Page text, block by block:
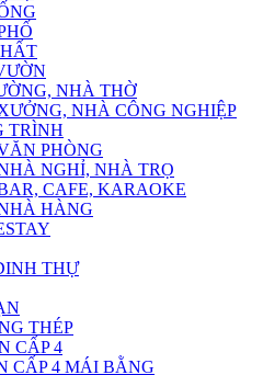
NHÀ THỜ
NHÀ CÔNG NGHIỆP
TRÌNH
PHÒNG
NGHỈ, NHÀ TRỌ
CAFE, KARAOKE
HÀNG
THỰ
THÉP
CẤP 4
CẤP 4 MÁI BẰNG